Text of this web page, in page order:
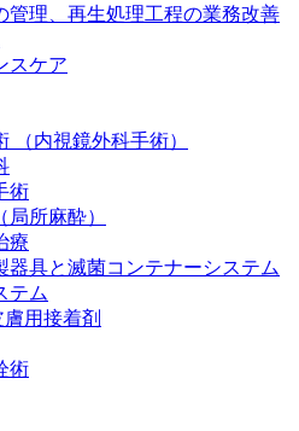
ォリオからも、製品をお探しい
。
な疾患なのでしょう。成人に
多い水頭症の特徴と症状、検査
ミー
方々に、学びと情報共有の場を
指します。
管理、再生処理工程の業務改善
スケア
（内視鏡外科手術）
術
所麻酔）
療
器具と滅菌コンテナーシステム
テム
用接着剤
術